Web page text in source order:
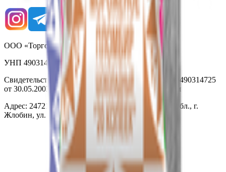
ООО «Торговая сеть «Продмир»
УНП 490314725
Свидетельство о государственной регистрации № 490314725
от 30.05.2003г выдано Гомельским облисполкомом
Адрес: 247210, Республика Беларусь, Гомельская обл., г.
Жлобин, ул. Козлова 2-А